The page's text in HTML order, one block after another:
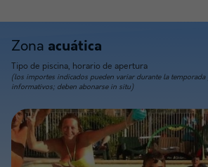
Zona acuática
Tipo de piscina, horario de apertura
(los importes indicados pueden variar durante la temporada
informativos; deben abonarse in situ)